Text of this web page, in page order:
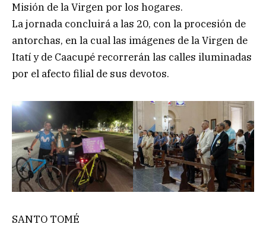
Misión de la Virgen por los hogares.
La jornada concluirá a las 20, con la procesión de
antorchas, en la cual las imágenes de la Virgen de
Itatí y de Caacupé recorrerán las calles iluminadas
por el afecto filial de sus devotos.
SANTO TOMÉ